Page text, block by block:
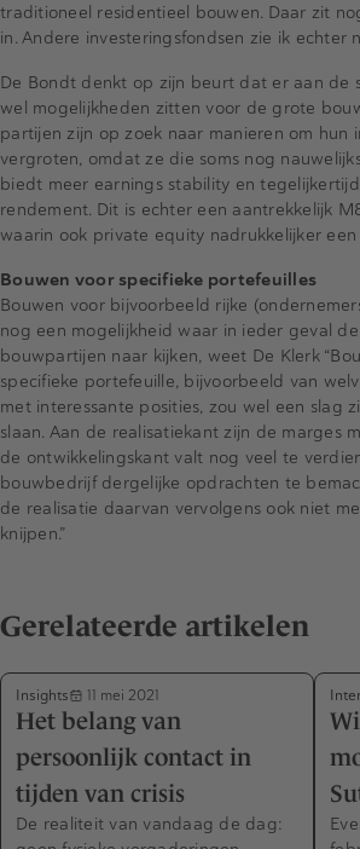
traditioneel residentieel bouwen. Daar zit
in. Andere investeringsfondsen zie ik echter
De Bondt denkt op zijn beurt dat er aan de
wel mogelijkheden zitten voor de grote
partijen zijn op zoek naar manieren om hun
vergroten, omdat ze die soms nog
biedt meer earnings stability en
rendement. Dit is echter een aantrekkelijk
waarin ook private equity nadrukkelijker een
Bouwen voor specifieke portefeuilles
Bouwen voor bijvoorbeeld rijke
nog een mogelijkheid waar in ieder geval
bouwpartijen naar kijken, weet De Klerk
specifieke portefeuille, bijvoorbeeld van
met interessante posities, zou wel een slag
slaan. Aan de realisatiekant zijn de marges
de ontwikkelingskant valt nog veel te
bouwbedrijf dergelijke opdrachten te
de realisatie daarvan vervolgens ook niet
knijpen.”
Gerelateerde artikelen
Insights 11 mei 2021
Het belang van
persoonlijk contact in
tijden van crisis
De realiteit van vandaag de dag: